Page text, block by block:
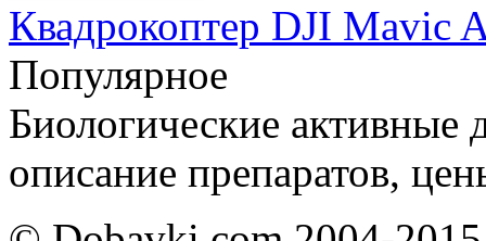
Квадрокоптер DJI Mavic
Популярное
Биологические активные
описание препаратов,